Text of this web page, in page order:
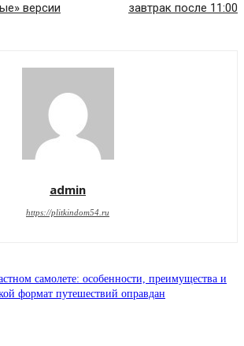
версии
завтрак после 11:00
admin
https://plitkindom54.ru
самолете: особенности, преимущества и
формат путешествий оправдан